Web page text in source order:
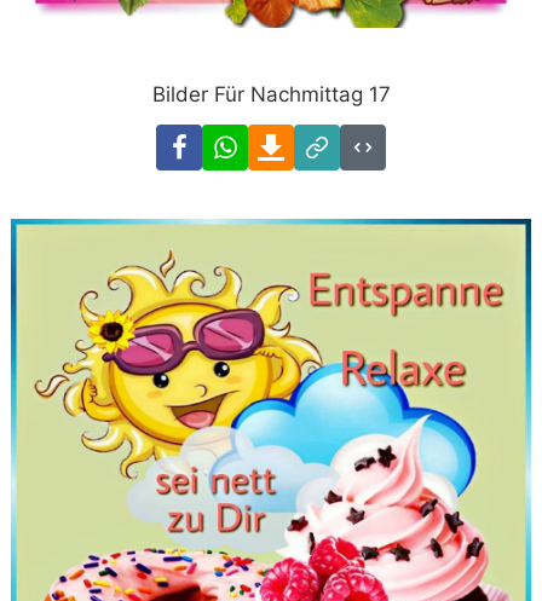
Bilder Für Nachmittag 17
FacebookWhatsAppDownload
Link
Code